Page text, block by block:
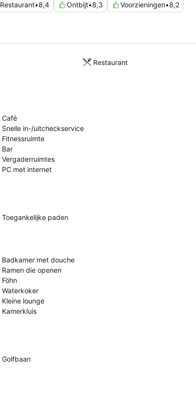
Restaurant•8,4 Ontbijt•8,3 Voorzieningen•8,2
Restaurant
Café
Snelle in-/uitcheckservice
Fitnessruimte
Bar
Vergaderruimtes
PC met internet
Toegankelijke paden
Badkamer met douche
Ramen die openen
Föhn
Waterkoker
Kleine lounge
Kamerkluis
Golfbaan